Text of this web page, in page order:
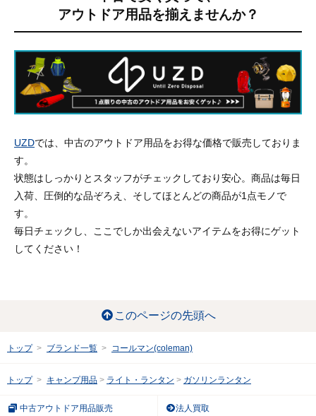
アウトドア用品を揃えませんか？
UZDでは、中古のアウトドア用品をお得な価格で販売しておりま
す。
状態はしっかりとスタッフがチェックしており安心。商品は毎日
入荷、圧倒的な品ぞろえ、そしてほとんどの商品が1点モノで
す。
毎日チェックし、ここでしか出会えないアイテムをお得にゲット
してください！
このページの先頭へ
トップ ブランド一覧 コールマン(coleman)
トップ キャンプ用品 ライト・ランタン ガソリンランタン
中古アウトドア用品販売 法人買取